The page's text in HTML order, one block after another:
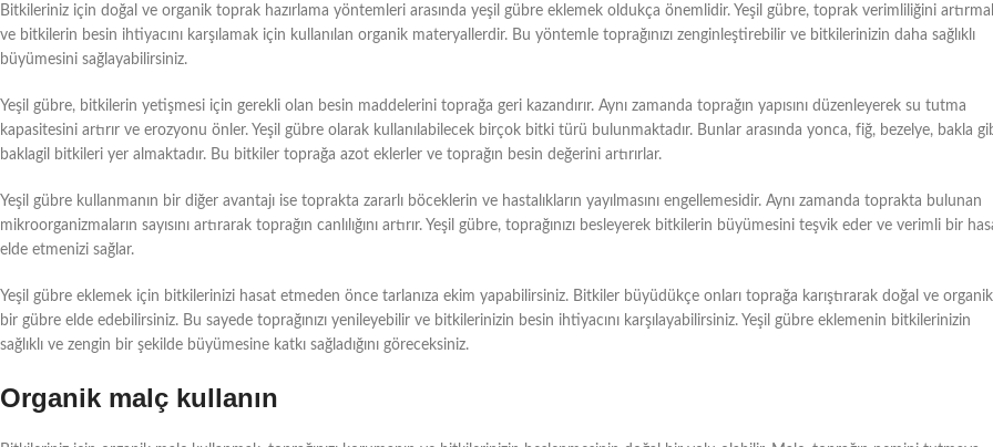
Bitkileriniz için doğal ve organik toprak hazırlama yöntemleri arasında yeşil gübre eklemek oldukça önemlidir. Yeşil gübre, toprak verimliliğini
ve bitkilerin besin ihtiyacını karşılamak için kullanılan organik materyallerdir. Bu yöntemle toprağınızı zenginleştirebilir ve bitkilerinizin daha sağlıklı
büyümesini sağlayabilirsiniz.
Yeşil gübre, bitkilerin yetişmesi için gerekli olan besin maddelerini toprağa geri kazandırır. Aynı zamanda toprağın yapısını düzenleyerek su tutma
kapasitesini artırır ve erozyonu önler. Yeşil gübre olarak kullanılabilecek birçok bitki türü bulunmaktadır. Bunlar arasında yonca, fiğ, bezelye, bakla
baklagil bitkileri yer almaktadır. Bu bitkiler toprağa azot eklerler ve toprağın besin değerini artırırlar.
Yeşil gübre kullanmanın bir diğer avantajı ise toprakta zararlı böceklerin ve hastalıkların yayılmasını engellemesidir. Aynı zamanda toprakta bulunan
mikroorganizmaların sayısını artırarak toprağın canlılığını artırır. Yeşil gübre, toprağınızı besleyerek bitkilerin büyümesini teşvik eder ve verimli bir
elde etmenizi sağlar.
Yeşil gübre eklemek için bitkilerinizi hasat etmeden önce tarlanıza ekim yapabilirsiniz. Bitkiler büyüdükçe onları toprağa karıştırarak doğal ve organik
bir gübre elde edebilirsiniz. Bu sayede toprağınızı yenileyebilir ve bitkilerinizin besin ihtiyacını karşılayabilirsiniz. Yeşil gübre eklemenin bitkilerinizin
sağlıklı ve zengin bir şekilde büyümesine katkı sağladığını göreceksiniz.
Organik malç kullanın